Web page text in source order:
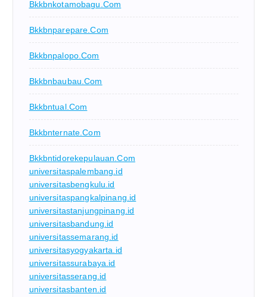
Bkkbnkotamobagu.com
Bkkbnparepare.com
Bkkbnpalopo.com
Bkkbnbaubau.com
Bkkbntual.com
Bkkbnternate.com
Bkkbntidorekepulauan.com
universitaspalembang.id
universitasbengkulu.id
universitaspangkalpinang.id
universitastanjungpinang.id
universitasbandung.id
universitassemarang.id
universitasyogyakarta.id
universitassurabaya.id
universitasserang.id
universitasbanten.id